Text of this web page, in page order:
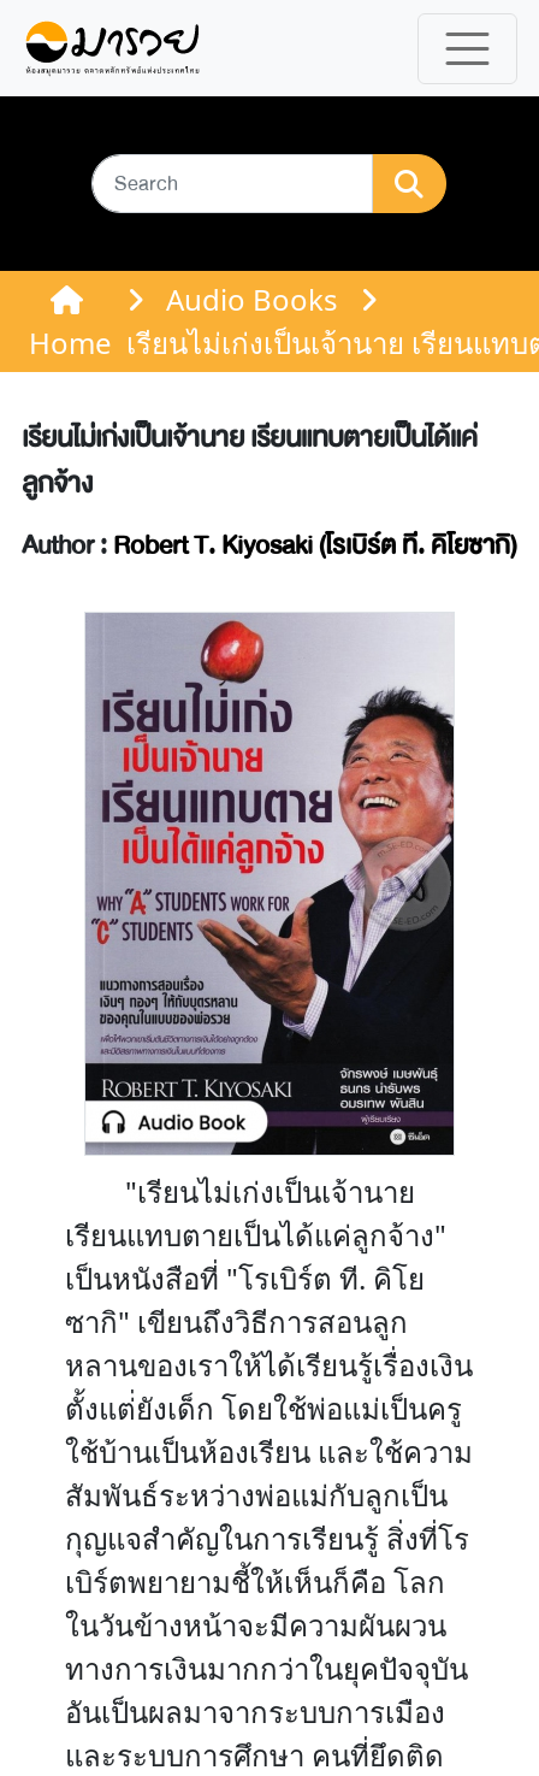
Home
Audio Books
เรียนไม่เก่งเป็นเจ้านาย เรียนแท
เรียนไม่เก่งเป็นเจ้านาย เรียนแทบตายเป็นได้แค่
ลูกจ้าง
Author :Robert T. Kiyosaki (โรเบิร์ต ที. คิโยซากิ)
"เรียนไม่เก่งเป็นเจ้านาย
เรียนแทบตายเป็นได้แค่ลูกจ้าง"
เป็นหนังสือที่ "โรเบิร์ต ที. คิโย
ซากิ" เขียนถึงวิธีการสอนลูก
หลานของเราให้ได้เรียนรู้เรื่องเงิน
ตั้งแต่่ยังเด็ก โดยใช้พ่อแม่เป็นครู
ใช้บ้านเป็นห้องเรียน และใช้ความ
สัมพันธ์ระหว่างพ่อแม่กับลูกเป็น
กุญแจสำคัญในการเรียนรู้ สิ่งที่โร
เบิร์ตพยายามชี้ให้เห็นก็คือ โลก
ในวันข้างหน้าจะมีความผันผวน
ทางการเงินมากกว่าในยุคปัจจุบัน
อันเป็นผลมาจากระบบการเมือง
และระบบการศึกษา คนที่ยึดติด